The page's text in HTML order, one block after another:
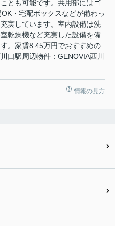
とも可能です。共用部にはゴ
・宅配ボックスなどが備わっ
実しています。室内設備は洗
乾燥機など充実した設備を備
。家賃8.45万円でおすすめの
口駅周辺物件：GENOVIA西川
情報の見方